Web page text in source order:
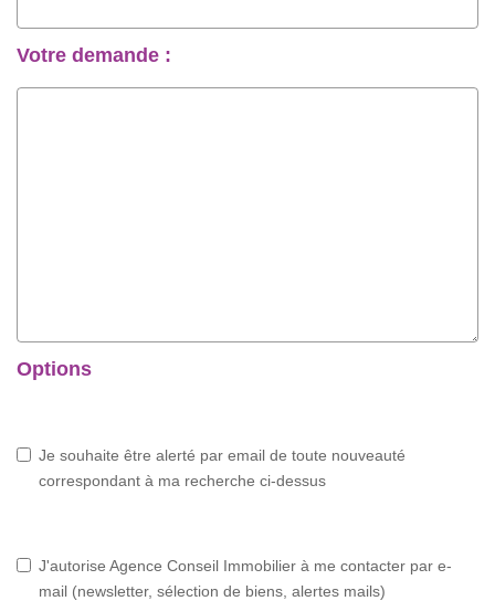
Votre demande :
Options
Je souhaite être alerté par email de toute nouveauté
correspondant à ma recherche ci-dessus
J'autorise Agence Conseil Immobilier à me contacter par e-
mail (newsletter, sélection de biens, alertes mails)